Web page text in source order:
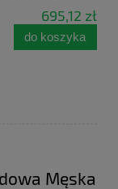
695,12 zł
do koszyka
Męska